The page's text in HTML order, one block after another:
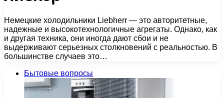
Немецкие холодильники Liebherr — это авторитетные,
надежные и высокотехнологичные агрегаты. Однако, как
и другая техника, они иногда дают сбои и не
выдерживают серьезных столкновений с реальностью. В
большинстве случаев это…
Бытовые вопросы